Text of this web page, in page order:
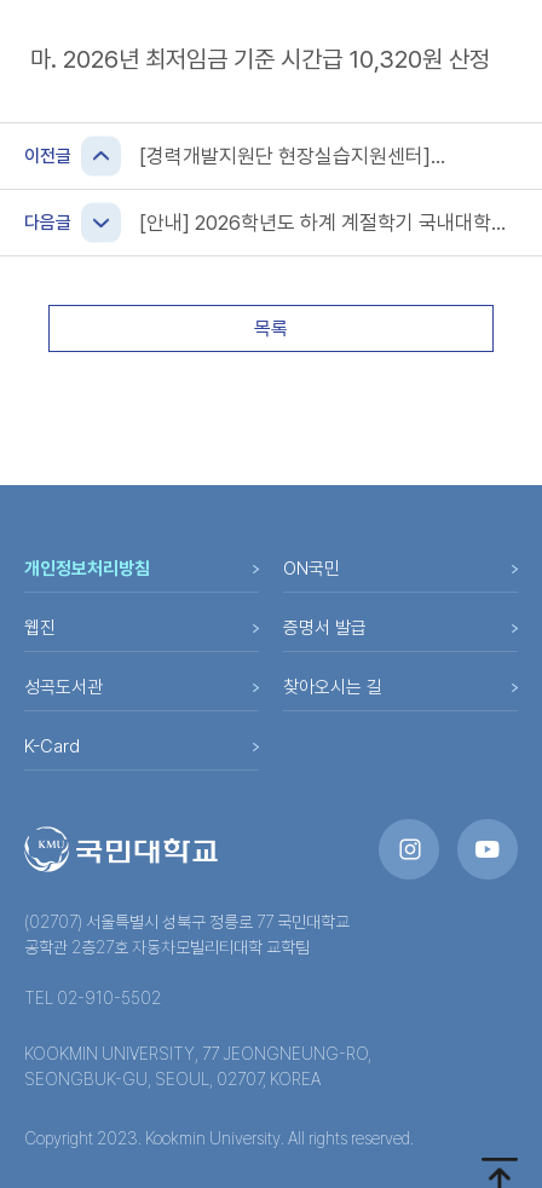
마. 2026년 최저임금 기준 시간급 10,320원 산정
이전글
[경력개발지원단 현장실습지원센터]
다음글
[안내] 2026학년도 하계 계절학기 국내대학간
목록
(02707) 서울특별시 성북구 정릉로 77 국민대학교
공학관 2층27호 자동차모빌리티대학 교학팀
TEL 02-910-5502
KOOKMIN UNIVERSITY, 77 JEONGNEUNG-RO,
SEONGBUK-GU, SEOUL, 02707, KOREA
개인정보처리방침 ON국민
웹진 증명서 발급
성곡도서관 찾아오시는 길
K-Card
Copyright 2023. Kookmin University. All rights reserved.